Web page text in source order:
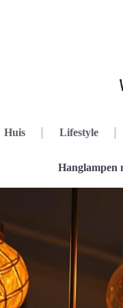
Huis Lifestyle
Hanglampen